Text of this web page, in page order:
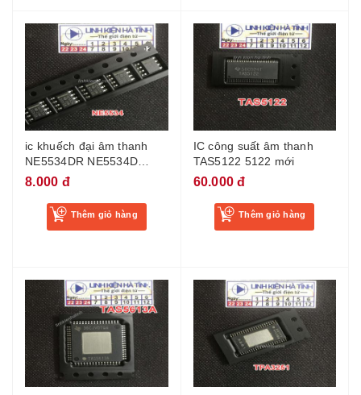
ic khuếch đại âm thanh
NE5534DR NE5534D
NE5534 5534 sop-8 mới
8.000 đ
Thêm giỏ hàng
IC công suất âm thanh
TAS5122 5122 mới
60.000 đ
Thêm giỏ hàng